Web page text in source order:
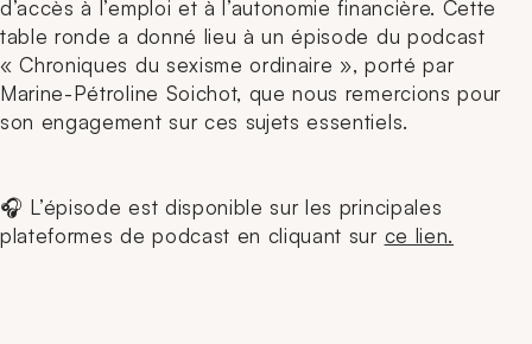
d’accès à l’emploi et à l’autonomie financière. Cette
table ronde a donné lieu à un épisode du podcast
« Chroniques du sexisme ordinaire », porté par
Marine-Pétroline Soichot, que nous remercions pour
son engagement sur ces sujets essentiels.
🎧 L’épisode est disponible sur les principales
plateformes de podcast en cliquant sur ce lien.